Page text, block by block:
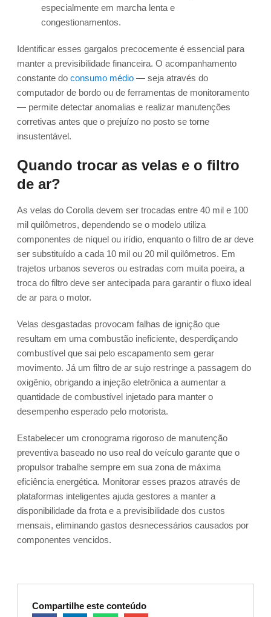
especialmente em marcha lenta e
congestionamentos.
Identificar esses gargalos precocemente é essencial para
manter a previsibilidade financeira. O acompanhamento
constante do consumo médio — seja através do
computador de bordo ou de ferramentas de monitoramento
— permite detectar anomalias e realizar manutenções
corretivas antes que o prejuízo no posto se torne
insustentável.
Quando trocar as velas e o filtro
de ar?
As velas do Corolla devem ser trocadas entre 40 mil e 100
mil quilômetros, dependendo se o modelo utiliza
componentes de níquel ou irídio, enquanto o filtro de ar deve
ser substituído a cada 10 mil ou 20 mil quilômetros. Em
trajetos urbanos severos ou estradas com muita poeira, a
troca do filtro deve ser antecipada para garantir o fluxo ideal
de ar para o motor.
Velas desgastadas provocam falhas de ignição que
resultam em uma combustão ineficiente, desperdiçando
combustível que sai pelo escapamento sem gerar
movimento. Já um filtro de ar sujo restringe a passagem do
oxigênio, obrigando a injeção eletrônica a aumentar a
quantidade de combustível injetado para manter o
desempenho esperado pelo motorista.
Estabelecer um cronograma rigoroso de manutenção
preventiva baseado no uso real do veículo garante que o
propulsor trabalhe sempre em sua zona de máxima
eficiência energética. Monitorar esses prazos através de
plataformas inteligentes ajuda gestores a manter a
disponibilidade da frota e a previsibilidade dos custos
mensais, eliminando gastos desnecessários causados por
componentes vencidos.
Compartilhe este conteúdo